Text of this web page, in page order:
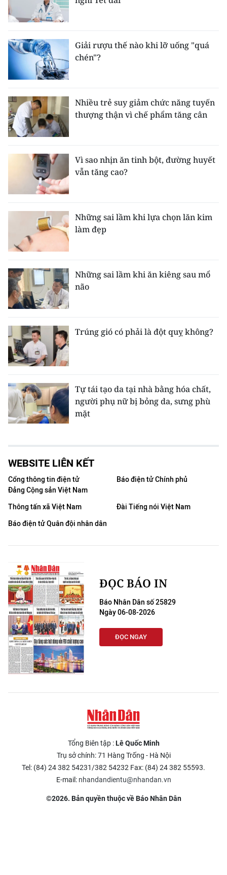
Giải rượu thế nào khi lỡ uống "quá
chén"?
Nhiều trẻ suy giảm chức năng tuyến
thượng thận vì chế phẩm tăng cân
Vì sao nhịn ăn tinh bột, đường huyết
vẫn tăng cao?
Những sai lầm khi lựa chọn lăn kim
làm đẹp
Những sai lầm khi ăn kiêng sau mổ
não
Trúng gió có phải là đột quỵ không?
Tự tái tạo da tại nhà bằng hóa chất,
người phụ nữ bị bỏng da, sưng phù
mặt
WEBSITE LIÊN KẾT
Cổng thông tin điện tử
Đảng Cộng sản Việt Nam
Báo điện tử Chính phủ
Thông tấn xã Việt Nam
Đài Tiếng nói Việt Nam
Báo điện tử Quân đội nhân dân
ĐỌC BÁO IN
Báo Nhân Dân số 25829
Ngày 06-08-2026
ĐỌC NGAY
Tổng Biên tập :Lê Quốc Minh
Trụ sở chính: 71 Hàng Trống - Hà Nội
Tel: (84) 24 382 54231/382 54232 Fax: (84) 24 382 55593.
E-mail: nhandandientu@nhandan.vn
©2026. Bản quyền thuộc về Báo Nhân Dân